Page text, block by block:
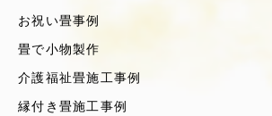
お祝い畳事例
畳で小物製作
介護福祉畳施工事例
縁付き畳施工事例